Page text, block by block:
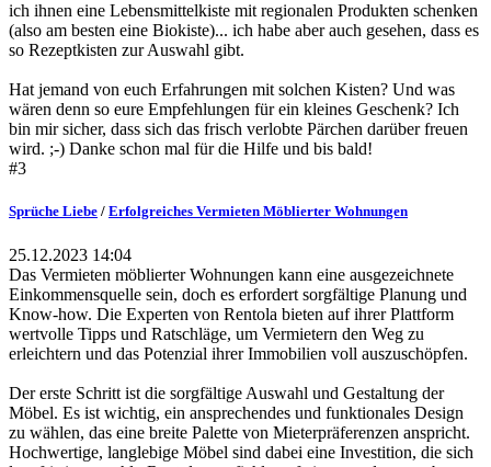
ich ihnen eine Lebensmittelkiste mit regionalen Produkten schenken
(also am besten eine Biokiste)... ich habe aber auch gesehen, dass es
so Rezeptkisten zur Auswahl gibt.
Hat jemand von euch Erfahrungen mit solchen Kisten? Und was
wären denn so eure Empfehlungen für ein kleines Geschenk? Ich
bin mir sicher, dass sich das frisch verlobte Pärchen darüber freuen
wird. ;-) Danke schon mal für die Hilfe und bis bald!
#3
Sprüche Liebe / Erfolgreiches Vermieten Möblierter Wohnungen
25.12.2023 14:04
Das Vermieten möblierter Wohnungen kann eine ausgezeichnete
Einkommensquelle sein, doch es erfordert sorgfältige Planung und
Know-how. Die Experten von Rentola bieten auf ihrer Plattform
wertvolle Tipps und Ratschläge, um Vermietern den Weg zu
erleichtern und das Potenzial ihrer Immobilien voll auszuschöpfen.
Der erste Schritt ist die sorgfältige Auswahl und Gestaltung der
Möbel. Es ist wichtig, ein ansprechendes und funktionales Design
zu wählen, das eine breite Palette von Mieterpräferenzen anspricht.
Hochwertige, langlebige Möbel sind dabei eine Investition, die sich